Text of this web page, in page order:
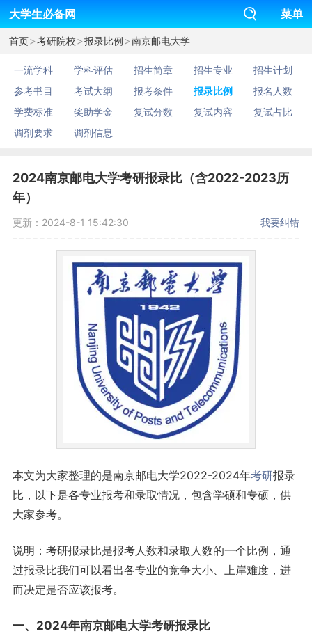
大学生必备网 菜单
首页>考研院校>报录比例>南京邮电大学
一流学科 学科评估 招生简章 招生专业
招生计划
参考书目
考试大纲 报考条件 报录比例
报名人数
学费标准
奖助学金 复试分数 复试内容
复试占比
调剂要求
调剂信息
2024南京邮电大学考研报录比（含2022-2023历
年）
更新：2024-8-1 15:42:30 我要纠错
本文为大家整理的是南京邮电大学2022-2024年考研报录
比，以下是各专业报考和录取情况，包含学硕和专硕，供
大家参考。
说明：考研报录比是报考人数和录取人数的一个比例，通
过报录比我们可以看出各专业的竞争大小、上岸难度，进
而决定是否应该报考。
一、2024年南京邮电大学考研报录比